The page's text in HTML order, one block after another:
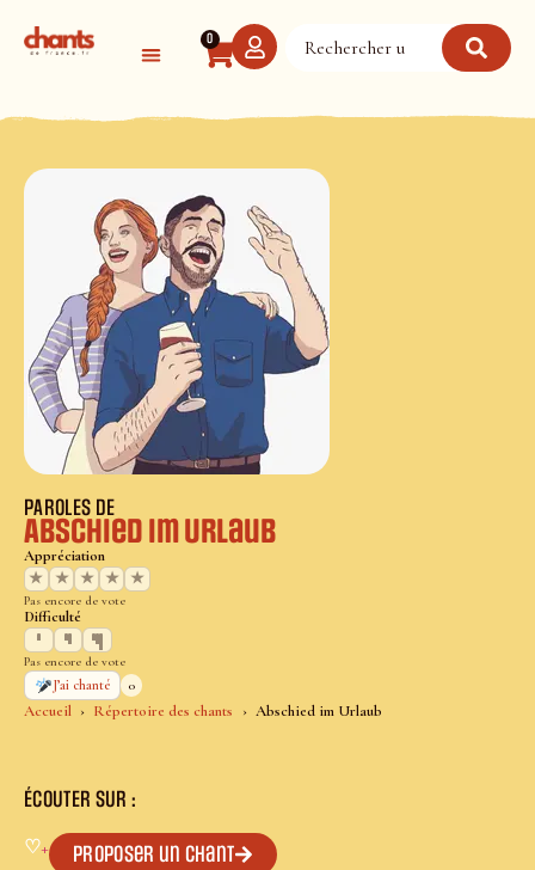
0
Accueil Répertoire des chants Abschied im Urlaub
PAROLES DE
Abschied im Urlaub
Appréciation
★
★ ★ ★ ★
Pas encore de vote
Difficulté
Pas encore de vote
J’ai chanté
0
ÉCOUTER SUR :
♡+ Proposer un chant